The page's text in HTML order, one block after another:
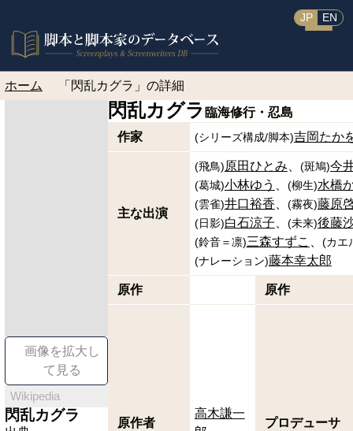
JP EN
ホーム 「閃乱カグラ」の詳細
画像を拡大し
て見る
Wikipedia
閃乱カグラ
閃乱カグラ 臨海修行・忍島
作家
(シリーズ構成/脚本)吉岡たか
主な出演
(飛鳥) 原田ひとみ (斑鳩)今
(葛城)小林ゆう (柳生)水橋
(雲雀)井口裕香 (霧夜)藤原
(日影)白石涼子 (未来)後藤
(鈴音＝凛)三森すずこ (カエ
(ナレーション)藤本幸太郎
原作 原作
原作者
高木謙一
プロデューサ